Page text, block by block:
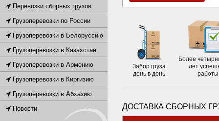
Забор груза
день в день
Более
лет
работы
ДОСТАВКА СБОРНЫХ
Перевозки сборных грузов
Грузоперевозки по России
Грузоперевозки в Белоруссию
Грузоперевозки в Казахстан
Грузоперевозки в Армению
Грузоперевозки в Киргизию
Грузоперевозки в Абхазию
Новости